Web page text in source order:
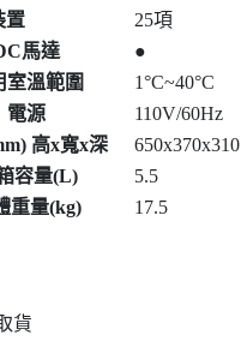
置
25項
馬達
●
室溫範圍
1°C~40°C
電源
110V/60Hz
高x寬x深
650x370x310
容量(L)
5.5
重量(kg)
17.5
貨